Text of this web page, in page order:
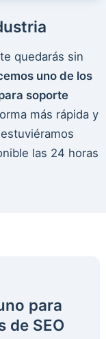
quedarás sin
uno de los
soporte
más rápida y
las 24 horas
para
de SEO